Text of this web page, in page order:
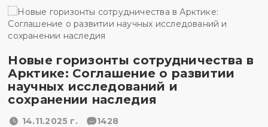
Новые горизонты сотрудничества в
Арктике: Соглашение о развитии
научных исследований и
сохранении наследия
14.11.2025 г. 1428